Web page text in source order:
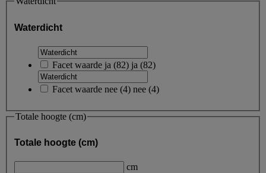
Waterdicht
Facet waarde ja (82) ja (82)
Facet waarde nee (4) nee (4)
Totale hoogte (cm)
Totale hoogte (cm)
cm